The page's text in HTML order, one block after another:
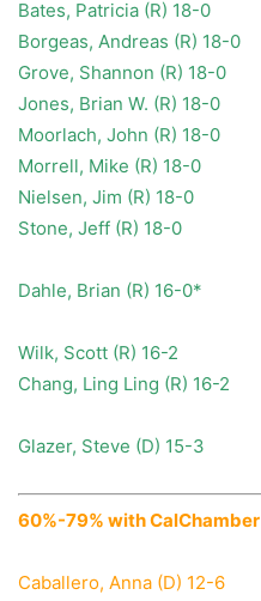
Bates, Patricia (R) 18-0
Borgeas, Andreas (R) 18-0
Grove, Shannon (R) 18-0
Jones, Brian W. (R) 18-0
Moorlach, John (R) 18-0
Morrell, Mike (R) 18-0
Nielsen, Jim (R) 18-0
Stone, Jeff (R) 18-0
Dahle, Brian (R) 16-0*
Wilk, Scott (R) 16-2
Chang, Ling Ling (R) 16-2
Glazer, Steve (D) 15-3
60%-79% with CalChamber
Caballero, Anna (D) 12-6